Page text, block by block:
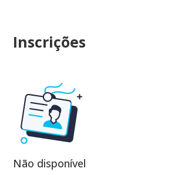
Inscrições
Não disponível